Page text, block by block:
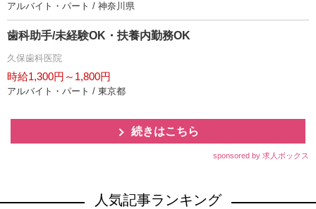
アルバイト・パート / 神奈川県
歯科助手/未経験OK・扶養内勤務OK
久保歯科医院
時給1,300円～1,800円
アルバイト・パート / 東京都
続きはこちら
sponsored by 求人ボックス
人気記事ランキング